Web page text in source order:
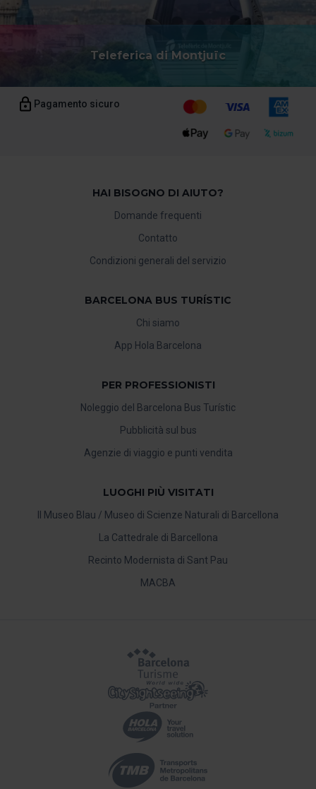
Teleferica di Montjuïc
Pagamento sicuro
HAI BISOGNO DI AIUTO?
Domande frequenti
Contatto
Condizioni generali del servizio
BARCELONA BUS TURÍSTIC
Chi siamo
App Hola Barcelona
PER PROFESSIONISTI
Noleggio del Barcelona Bus Turístic
Pubblicità sul bus
Agenzie di viaggio e punti vendita
LUOGHI PIÙ VISITATI
Il Museo Blau / Museo di Scienze Naturali di Barcellona
La Cattedrale di Barcellona
Recinto Modernista di Sant Pau
MACBA